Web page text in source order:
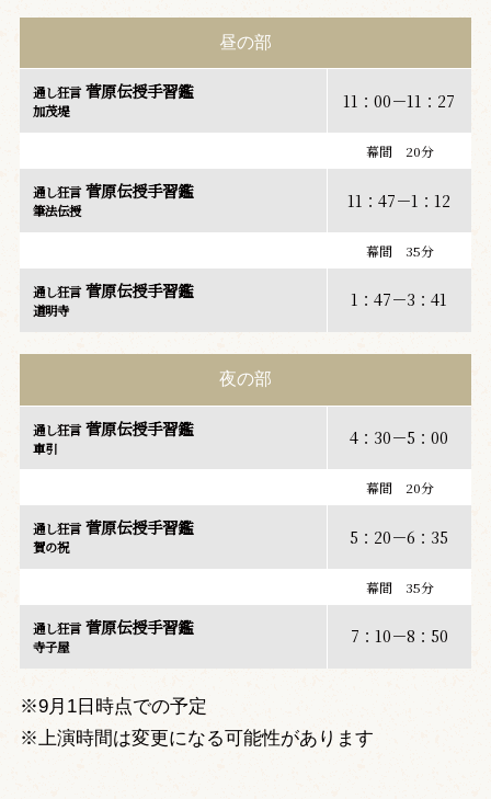
昼の部
通し狂言菅原伝授手習鑑
加茂堤 11：00－11：27
幕間 20分
通し狂言菅原伝授手習鑑
筆法伝授 11：47－1：12
幕間 35分
通し狂言菅原伝授手習鑑
道明寺 1：47－3：41
夜の部
通し狂言菅原伝授手習鑑
車引 4：30－5：00
幕間 20分
通し狂言菅原伝授手習鑑
賀の祝 5：20－6：35
幕間 35分
通し狂言菅原伝授手習鑑
寺子屋 7：10－8：50
※9月1日時点での予定
※上演時間は変更になる可能性があります